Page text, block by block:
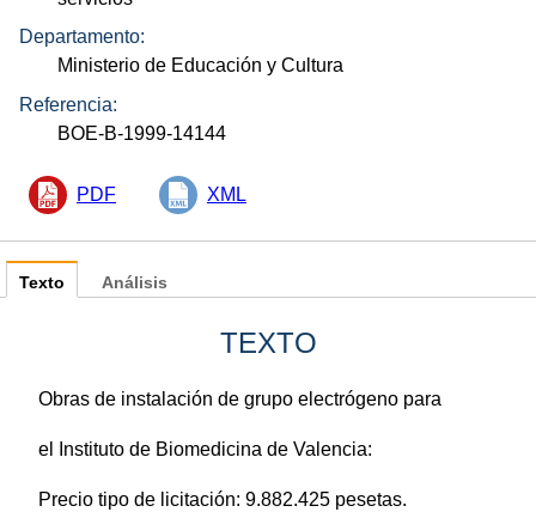
Departamento:
Ministerio de Educación y Cultura
Referencia:
BOE-B-1999-14144
PDF XML
Texto
TEXTO
Obras de instalación de grupo electrógeno para
el Instituto de Biomedicina de Valencia:
Precio tipo de licitación: 9.882.425 pesetas.
Análisis